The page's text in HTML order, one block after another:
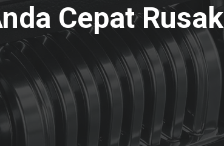
Cepat Rusak